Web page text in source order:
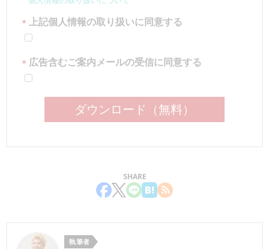
* 上記個人情報の取り扱いに同意する
* 広告含むご案内メールの受信に同意する
ダウンロード（無料）
SHARE
執筆者